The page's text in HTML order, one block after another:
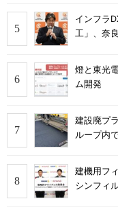
インフラ
工」、奈
燈と東光
ム開発
建設廃プ
ループ内
建機用フ
シンフィ